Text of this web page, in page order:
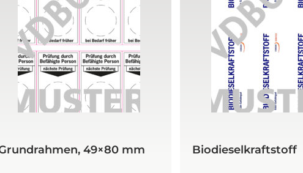
49×80 mm Biodieselkraftstoff